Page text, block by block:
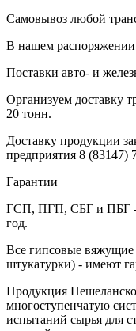
Самовывоз любой
В нашем
Поставки авто- и
Организуем доставку
20 тонн.
Доставку продукции
предприятия 8 (83147)
Гарантии
ГСП, ПГП, СБГ и ПБГ -
год.
Все гипсовые
штукатурки) - имеют
Продукция
многоступенчатую
испытаний сырья для